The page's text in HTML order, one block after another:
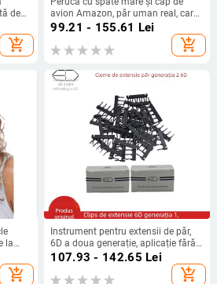
de
dinți
add_shopping_cart
avion Amazon, păr uman real, care
acoperă capul chel, perucă
respirabilă și confortabilă pentru
bărbați, pentru recreere, pentru
99.21 - 155.61 Lei
add_shopping_cart
la
add_shopping_cart
Instrument pentru extensii de păr,
6D a doua generație, aplicație fără
cusur, model YM
107.93 - 142.65 Lei
add_shopping_cart